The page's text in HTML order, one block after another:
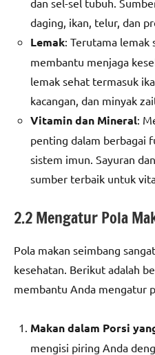
dan sel-sel tubuh.
daging, ikan, telur, dan
Lemak: Terutama lemak
membantu menjaga
lemak sehat termasuk
kacangan, dan minyak
Vitamin dan Mineral:
penting dalam berbagai
sistem imun. Sayuran
sumber terbaik untuk
2.2 Mengatur Pola
Pola makan seimbang
kesehatan. Berikut adalah
membantu Anda mengatur
Makan dalam Porsi
mengisi piring Anda